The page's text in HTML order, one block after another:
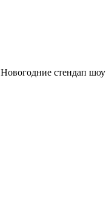
Новогодние стендап шоу